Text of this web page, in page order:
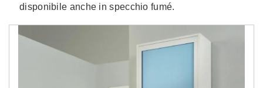
disponibile anche in specchio fumé.